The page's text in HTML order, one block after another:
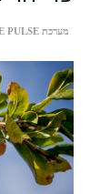
מערכת THE PULSE